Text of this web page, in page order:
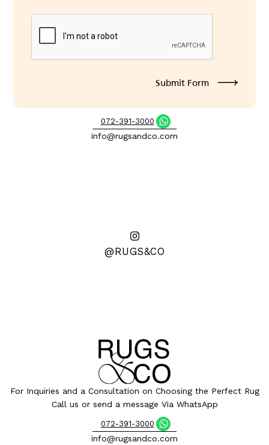
072-391-3000
info@rugsandco.com
@RUGS&CO
For Inquiries and a Consultation on Choosing the Perfect Rug
Call us or send a message Via WhatsApp
072-391-3000
info@rugsandco.com